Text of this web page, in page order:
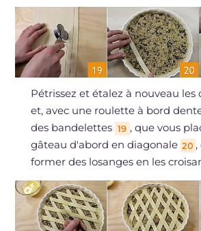
Pétrissez et étalez à nouveau les
et, avec une roulette à bord
des bandelettes 19 , que vous
gâteau d'abord en diagonale 20
former des losanges en les